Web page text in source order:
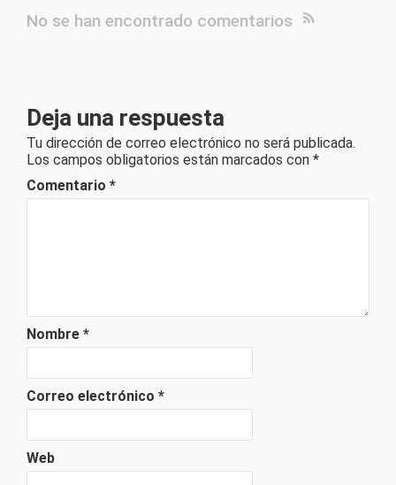
No se han encontrado comentarios
Deja una respuesta
Tu dirección de correo electrónico no será publicada.
Los campos obligatorios están marcados con *
Comentario *
Nombre *
Correo electrónico *
Web